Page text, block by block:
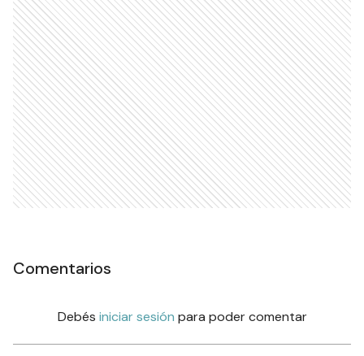
Comentarios
Debés iniciar sesión para poder comentar